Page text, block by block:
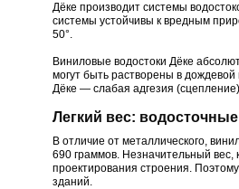
Дёке производит системы
системы устойчивы к вредным
50°.
Виниловые водостоки Дёке
могут быть растворены в
Дёке — слабая адгезия
Легкий вес:
В отличие от металлического,
690 граммов. Незначительный вес,
проектирования строения.
зданий.